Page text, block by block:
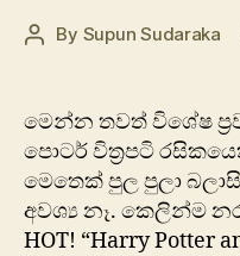
Post
By Supun Sudaraka
මෙන්න තවත් විශේෂ
පොටර් විත්‍රපටි
මෙතෙක් පුල පුලා
අවශ්‍ය නෑ. කෙලින්ම
HOT! “Harry Potter